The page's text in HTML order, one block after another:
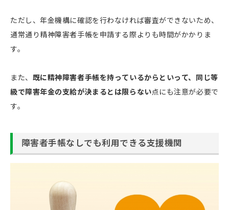
ただし、年金機構に確認を行わなければ審査ができないため、
通常通り精神障害者手帳を申請する際よりも時間がかかりま
す。
また、 既に精神障害者手帳を持っているからといって、同じ等
級で障害年金の支給が決まるとは限らない点にも注意が必要で
す。
障害者手帳なしでも利用できる支援機関